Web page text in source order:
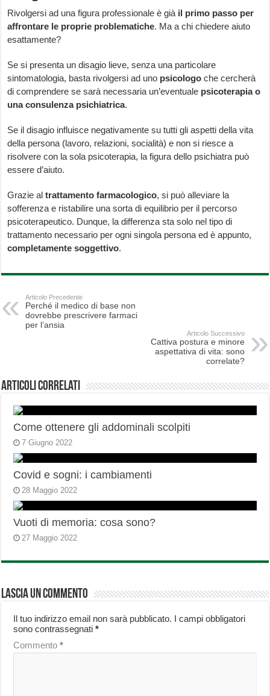
Rivolgersi ad una figura professionale è già il primo passo per
affrontare le proprie problematiche. Ma a chi chiedere aiuto
esattamente?
Se si presenta un disagio lieve, senza una particolare
sintomatologia, basta rivolgersi ad uno psicologo che cercherà
di comprendere se sarà necessaria un’eventuale psicoterapia o
una consulenza psichiatrica.
Se il disagio influisce negativamente su tutti gli aspetti della vita
della persona (lavoro, relazioni, socialità) e non si riesce a
risolvere con la sola psicoterapia, la figura dello psichiatra può
essere d’aiuto.
Grazie altrattamento farmacologico, si può alleviare la
sofferenza e ristabilire una sorta di equilibrio per il percorso
psicoterapeutico. Dunque, la differenza sta solo nel tipo di
trattamento necessario per ogni singola persona ed è appunto,
completamente soggettivo.
Articolo Precedente
Perché il medico di base non
dovrebbe prescrivere farmaci
per l’ansia
Articolo Successivo
Cattiva postura e minore
aspettativa di vita: sono
correlate?
Articoli correlati
Come ottenere gli addominali scolpiti
7 Giugno 2022
Covid e sogni: i cambiamenti
28 Maggio 2022
Vuoti di memoria: cosa sono?
27 Maggio 2022
Lascia un commento
Il tuo indirizzo email non sarà pubblicato. I campi obbligatori
sono contrassegnati*
Commento*